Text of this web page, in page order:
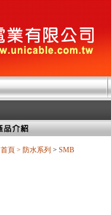
首頁 > 防水系列 > SMB